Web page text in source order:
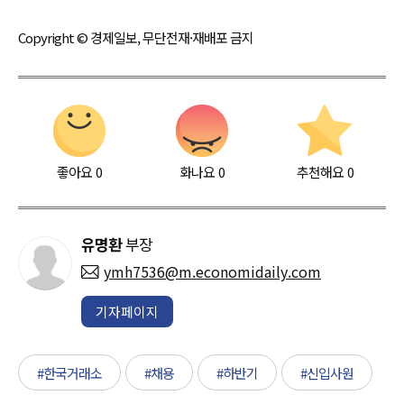
Copyright © 경제일보, 무단전재·재배포 금지
좋아요0 화나요0 추천해요 0
유명환부장
ymh7536@m.economidaily.com
기자페이지
#한국거래소 #채용 #하반기 #신입사원